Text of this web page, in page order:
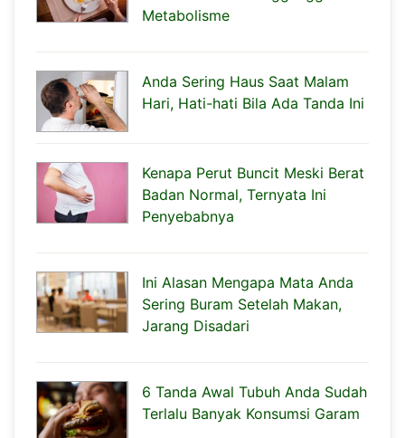
Metabolisme
Anda Sering Haus Saat Malam
Hari, Hati-hati Bila Ada Tanda Ini
Kenapa Perut Buncit Meski Berat
Badan Normal, Ternyata Ini
Penyebabnya
Ini Alasan Mengapa Mata Anda
Sering Buram Setelah Makan,
Jarang Disadari
6 Tanda Awal Tubuh Anda Sudah
Terlalu Banyak Konsumsi Garam